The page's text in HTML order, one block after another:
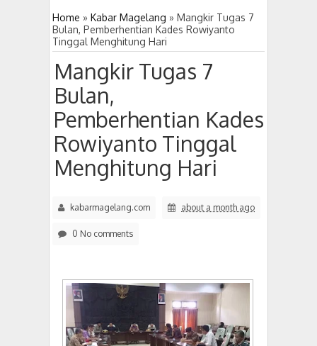
5:32 PM
11 Siswa SMPN 3 Candimulyo Diduga Keracu
Home » Kabar Magelang » Mangkir Tugas 7
Bulan, Pemberhentian Kades Rowiyanto
Tinggal Menghitung Hari
Mangkir Tugas 7
Bulan,
Pemberhentian Kades
Rowiyanto Tinggal
Menghitung Hari
kabarmagelang.com about a month ago
0 No comments